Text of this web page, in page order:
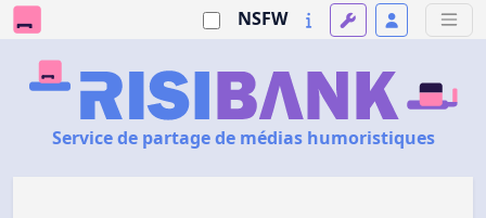
NSFW
Service de partage de médias humoristiques